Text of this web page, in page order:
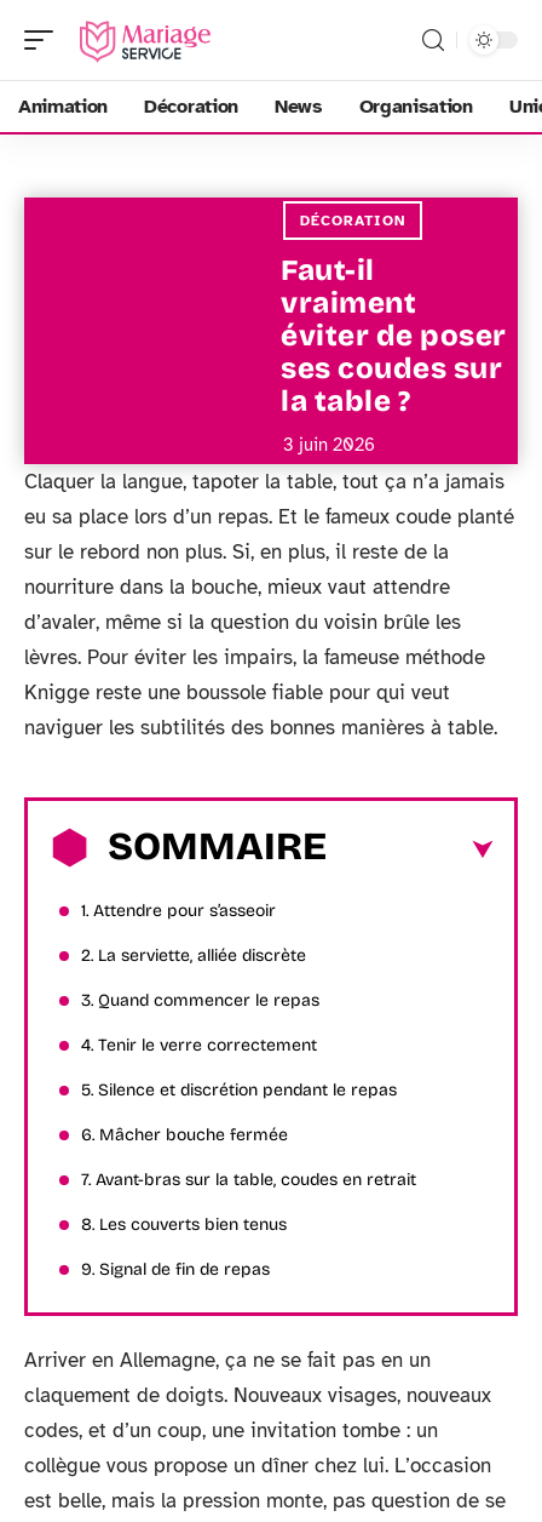
Animation Décoration News Organisation
DÉCORATION
Faut-il
vraiment
éviter de poser
ses coudes sur
la table ?
3 juin 2026
Claquer la langue, tapoter la table, tout ça n’a jamais
eu sa place lors d’un repas. Et le fameux coude planté
sur le rebord non plus. Si, en plus, il reste de la
nourriture dans la bouche, mieux vaut attendre
d’avaler, même si la question du voisin brûle les
lèvres. Pour éviter les impairs, la fameuse méthode
Knigge reste une boussole fiable pour qui veut
naviguer les subtilités des bonnes manières à table.
SOMMAIRE
1. Attendre pour s’asseoir
2. La serviette, alliée discrète
3. Quand commencer le repas
4. Tenir le verre correctement
5. Silence et discrétion pendant le repas
6. Mâcher bouche fermée
7. Avant-bras sur la table, coudes en retrait
8. Les couverts bien tenus
9. Signal de fin de repas
Arriver en Allemagne, ça ne se fait pas en un
claquement de doigts. Nouveaux visages, nouveaux
codes, et d’un coup, une invitation tombe : un
collègue vous propose un dîner chez lui. L’occasion
est belle, mais la pression monte, pas question de se